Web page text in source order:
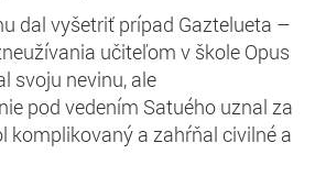
dal vyšetriť prípad Gaztelueta –
učiteľom v škole Opus
svoju nevinu, ale
pod vedením Satuého uznal za
komplikovaný a zahŕňal civilné a